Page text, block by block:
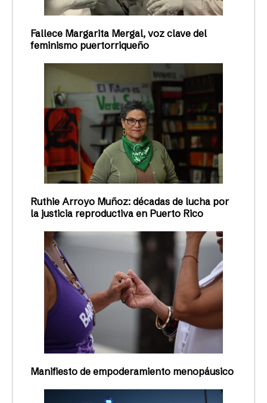
Fallece Margarita Mergal, voz clave del
feminismo puertorriqueño
Ruthie Arroyo Muñoz: décadas de lucha por
la justicia reproductiva en Puerto Rico
Manifiesto de empoderamiento menopáusico